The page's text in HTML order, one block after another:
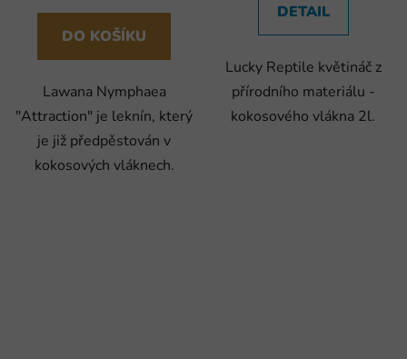
DO KOŠÍKU
Lawana Nymphaea
"Attraction" je leknín, který
je již předpěstován v
kokosových vláknech.
DETAIL
Lucky Reptile květináč z
přírodního materiálu -
kokosového vlákna 2l.